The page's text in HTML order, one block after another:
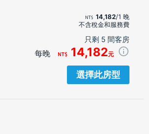
14,182/1 晚
不含稅金和服務費
只剩 5 間客房
每晚 14,182元
選擇此房型